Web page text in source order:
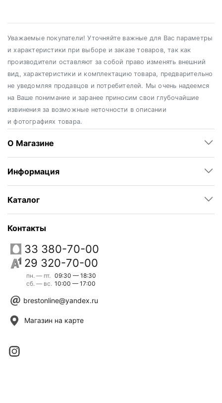
Уважаемые покупатели! Уточняйте важные для Вас параметры
и характеристики при выборе и заказе товаров, так как
производители оставляют за собой право изменять внешний
вид, характеристики и комплектацию товара, предварительно
не уведомляя продавцов и потребителей. Мы очень надеемся
на Ваше понимание и заранее приносим свои глубочайшие
извинения за возможные неточности в описании
и фотографиях товара.
О Магазине
Информация
Каталог
Контакты
33 380-70-00
29 320-70-00
пн. — пт.
сб. — вс.
09:30 — 18:30
10:00 — 17:00
brestonline@yandex.ru
Магазин на карте